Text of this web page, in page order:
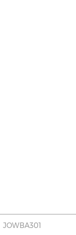
JOWBA301